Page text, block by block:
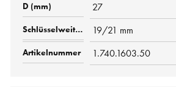
27
19/21 mm
1.740.1603.50